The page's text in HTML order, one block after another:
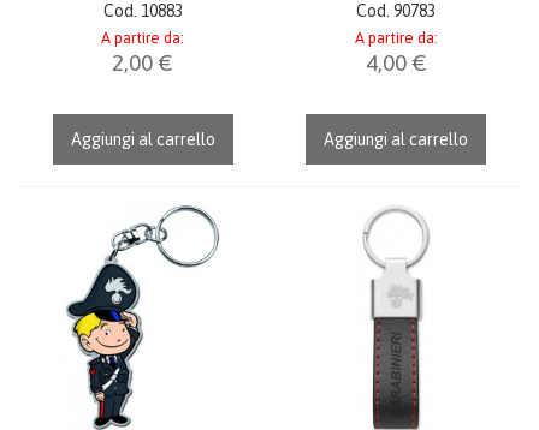
UFFICIO & LAVORO
TEMPO LIBERO
FERMACARTE
COME ACQUISTARE
Cod. 10883
A partire da:
2,00 €
Aggiungi al carrello
Cod. 90783
A partire da:
4,00 €
Aggiungi al carrello